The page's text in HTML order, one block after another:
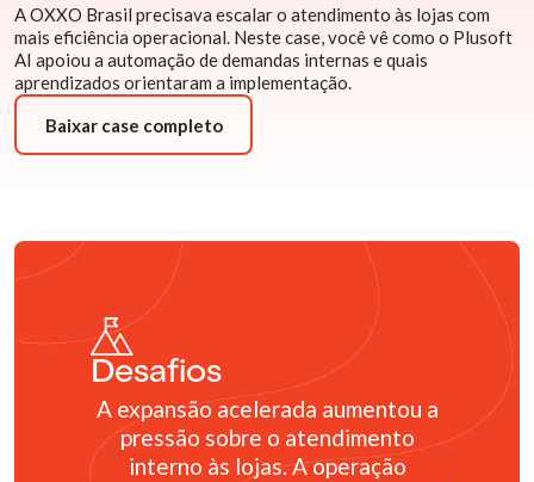
A OXXO Brasil precisava escalar o atendimento às lojas com
mais eficiência operacional. Neste case, você vê como o Plusoft
AI apoiou a automação de demandas internas e quais
aprendizados orientaram a implementação.
Baixar case completo
Desafios
A expansão acelerada aumentou a
pressão sobre o atendimento
interno às lojas. A operação